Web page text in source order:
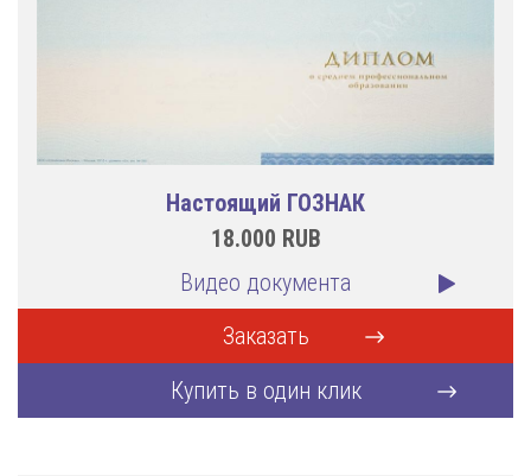
Настоящий ГОЗНАК
18.000 RUB
Видео документа
Заказать
Купить в один клик